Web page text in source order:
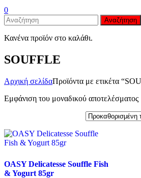
0
Αναζήτηση
Κανένα προϊόν στο καλάθι.
SOUFFLE
Αρχική σελίδαΠροϊόντα με ετικέτα
Εμφάνιση του μοναδικού αποτελέσματος
OASY Delicatesse Souffle Fish
& Yogurt 85gr